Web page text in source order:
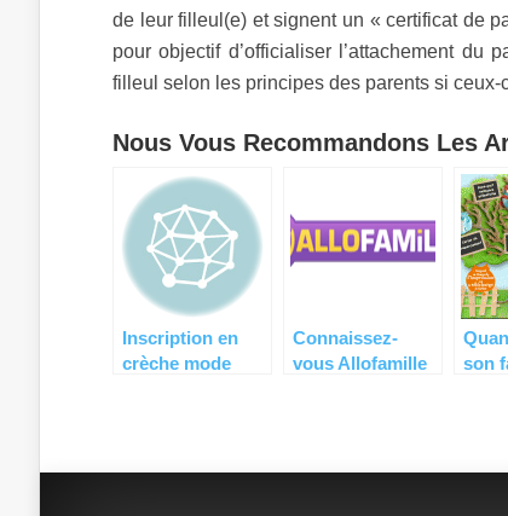
de leur filleul(e) et signent un « certificat de
pour objectif d’officialiser l’attachement du
filleul selon les principes des parents si ceux-
Nous Vous Recommandons Les
Inscription en
crèche mode
Connaissez-
vous Allofamille
son